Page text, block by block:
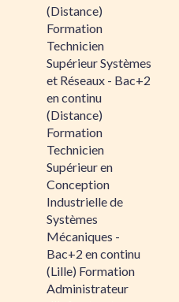
(Distance)
Formation
Technicien
Supérieur Systèmes
et Réseaux - Bac+2
en continu
(Distance)
Formation
Technicien
Supérieur en
Conception
Industrielle de
Systèmes
Mécaniques -
Bac+2 en continu
(Lille) Formation
Administrateur